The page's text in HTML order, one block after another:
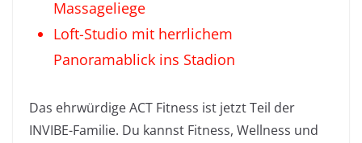
Massageliege
Loft-Studio mit herrlichem
Panoramablick ins Stadion
Das ehrwürdige ACT Fitness ist jetzt Teil der
INVIBE-Familie. Du kannst Fitness, Wellness und